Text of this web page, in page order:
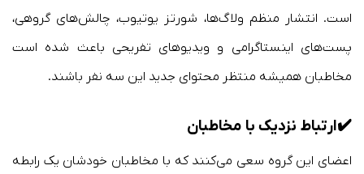
است. انتشار منظم ولاگ‌ها، شورتز یوتیوب، چالش‌های گروهی،
پست‌های اینستاگرامی و ویدیوهای تفریحی باعث شده است
مخاطبان همیشه منتظر محتوای جدید این سه نفر باشند.
✔️ارتباط نزدیک با مخاطبان
اعضای این گروه سعی می‌کنند که با مخاطبان خودشان یک رابطه